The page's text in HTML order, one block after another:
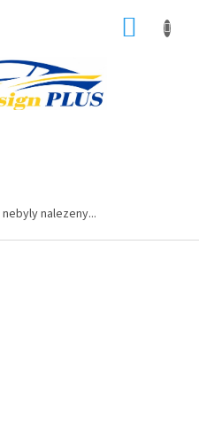
nebyly nalezeny...